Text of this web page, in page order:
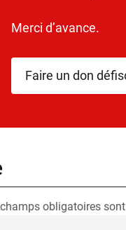
Merci d’avance.
Faire un don
obligatoires